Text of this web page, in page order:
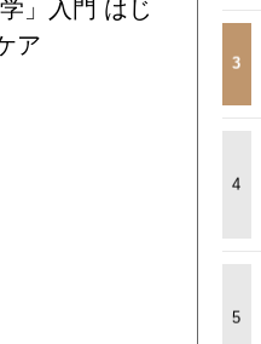
」入門 はじ
ア
3
4
5